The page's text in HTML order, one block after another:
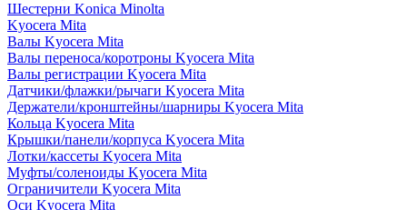
Шестерни Konica Minolta
Kyocera Mita
Валы Kyocera Mita
Валы переноса/коротроны Kyocera Mita
Валы регистрации Kyocera Mita
Датчики/флажки/рычаги Kyocera Mita
Держатели/кронштейны/шарниры Kyocera Mita
Кольца Kyocera Mita
Крышки/панели/корпуса Kyocera Mita
Лотки/кассеты Kyocera Mita
Муфты/соленоиды Kyocera Mita
Ограничители Kyocera Mita
Оси Kyocera Mita